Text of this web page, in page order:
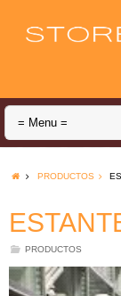
PRODUCTOS
PRODUCTOS